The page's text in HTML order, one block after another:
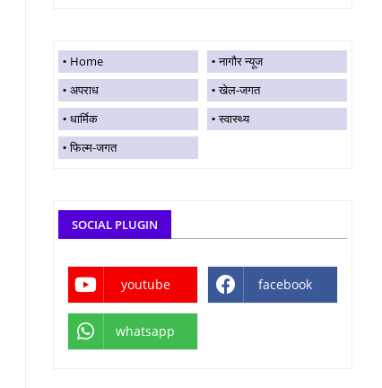
Home
नागौर न्यूज
अपराध
खेल-जगत
धार्मिक
स्वास्थ्य
फिल्म-जगत
SOCIAL PLUGIN
youtube facebook
whatsapp